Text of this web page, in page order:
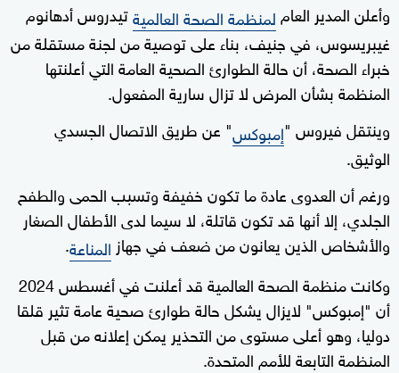
وأعلن المدير العام لمنظمة الصحة العالميةتيدروس أدهانوم
غيبريسوس، في جنيف، بناء على توصية من لجنة مستقلة من
خبراء الصحة، أن حالة الطوارئ الصحية العامة التي أعلنتها
المنظمة بشأن المرض لا تزال سارية المفعول.
وينتقل فيروس "إمبوكس" عن طريق الاتصال الجسدي
الوثيق.
ورغم أن العدوى عادة ما تكون خفيفة وتسبب الحمى والطفح
الجلدي، إلا أنها قد تكون قاتلة، لا سيما لدى الأطفال الصغار
والأشخاص الذين يعانون من ضعف في جهاز المناعة.
وكانت منظمة الصحة العالمية قد أعلنت في أغسطس 2024
أن "إمبوكس" لايزال يشكل حالة طوارئ صحية عامة تثير قلقا
دوليا، وهو أعلى مستوى من التحذير يمكن إعلانه من قبل
المنظمة التابعة للأمم المتحدة.